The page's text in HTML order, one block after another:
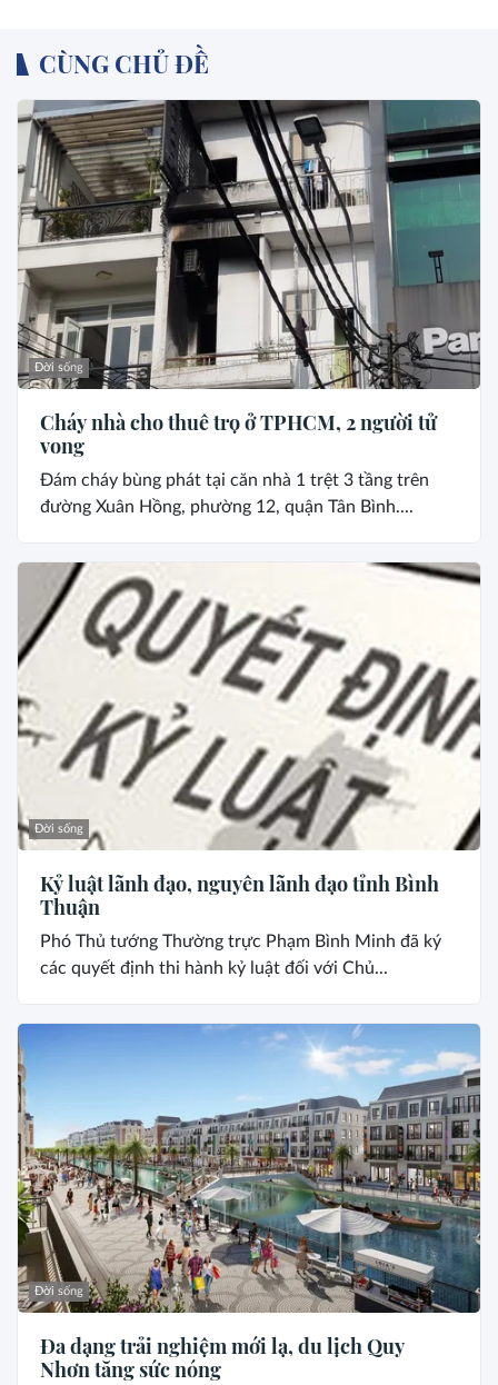
CÙNG CHỦ ĐỀ
Đời sống
Cháy nhà cho thuê trọ ở TPHCM, 2 người tử
vong
Đám cháy bùng phát tại căn nhà 1 trệt 3 tầng trên
đường Xuân Hồng, phường 12, quận Tân Bình....
Đời sống
Kỷ luật lãnh đạo, nguyên lãnh đạo tỉnh Bình
Thuận
Phó Thủ tướng Thường trực Phạm Bình Minh đã ký
các quyết định thi hành kỷ luật đối với Chủ...
Đời sống
Đa dạng trải nghiệm mới lạ, du lịch Quy
Nhơn tăng sức nóng